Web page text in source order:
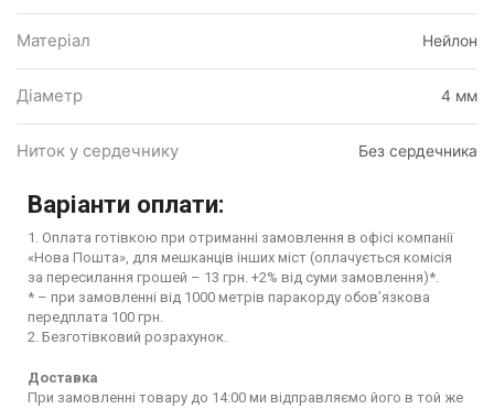
Матеріал Нейлон
Діаметр 4 мм
Ниток у сердечнику Без сердечника
Варіанти оплати:
1. Оплата готівкою при отриманні замовлення в офісі компанії
«Нова Пошта», для мешканців інших міст (оплачується комісія
за пересилання грошей – 13 грн. +2% від суми замовлення)*.
* – при замовленні від 1000 метрів паракорду обов’язкова
передплата 100 грн.
2. Безготівковий розрахунок.
Доставка
При замовленні товару до 14:00 ми відправляємо його в той же